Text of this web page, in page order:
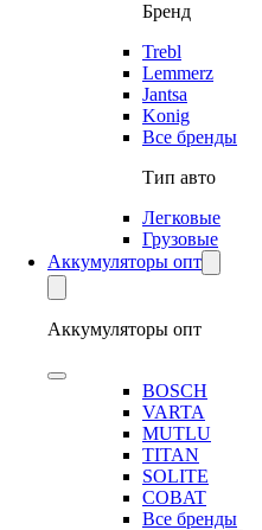
Бренд
Trebl
Lemmerz
Jantsa
Konig
Все бренды
Тип авто
Легковые
Грузовые
Аккумуляторы опт
Аккумуляторы опт
BOSCH
VARTA
MUTLU
TITAN
SOLITE
COBAT
Все бренды